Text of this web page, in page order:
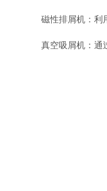
磁性排屑机：利用
真空吸屑机：通过